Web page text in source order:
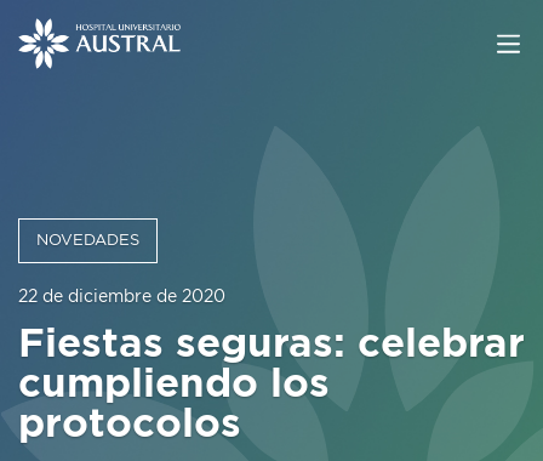
NOVEDADES
22 de diciembre de 2020
Fiestas seguras: celebrar
cumpliendo los
protocolos